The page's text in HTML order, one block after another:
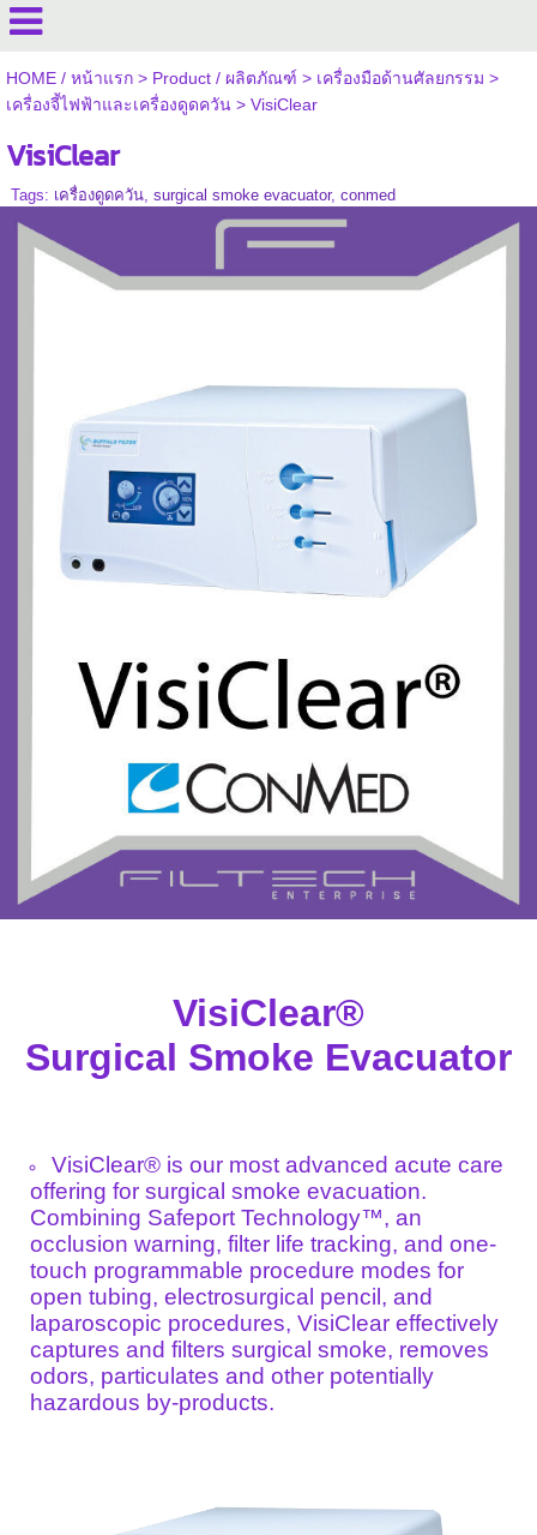
HOME / หน้าแรก> Product / ผลิตภัณฑ์ > เครื่องมือด้านศัลยกรรม >
เครื่องจี้ไฟฟ้าและเครื่องดูดควัน> VisiClear
VisiClear
Tags: เครื่องดูดควัน, surgical smoke evacuator, conmed
VisiClear®
Surgical Smoke Evacuator
VisiClear® is our most advanced acute care
offering for surgical smoke evacuation.
Combining Safeport Technology™, an
occlusion warning, filter life tracking, and one-
touch programmable procedure modes for
open tubing, electrosurgical pencil, and
laparoscopic procedures, VisiClear effectively
captures and filters surgical smoke, removes
odors, particulates and other potentially
hazardous by-products.